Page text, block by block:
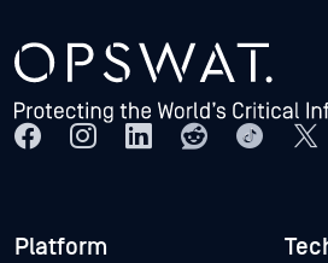
Platform